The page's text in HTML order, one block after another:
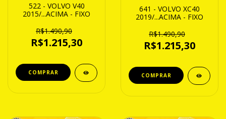
522 - VOLVO V40
2015/...ACIMA - FIXO
R$1.490,90
R$1.215,30
641 - VOLVO XC40
2019/...ACIMA - FIXO
R$1.490,90
R$1.215,30